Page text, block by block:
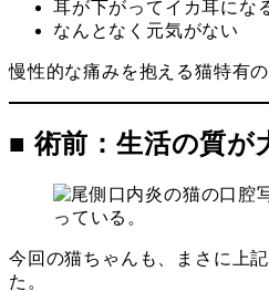
耳が下がってイカ耳にな
なんとなく元気がない
慢性的な痛みを抱える猫特有の
■ 術前：生活の質が
今回の猫ちゃんも、まさに上
た。